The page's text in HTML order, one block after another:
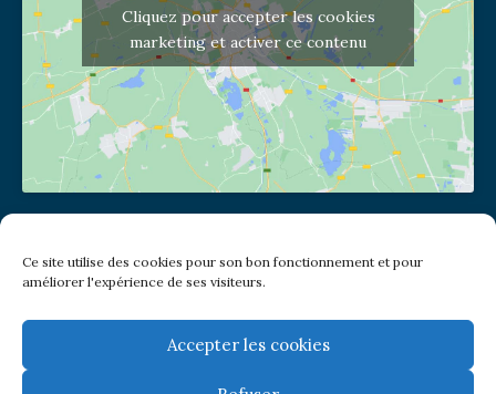
Ce site utilise des cookies pour son bon fonctionnement et pour
améliorer l'expérience de ses visiteurs.
Accepter les cookies
Cliquez pour accepter les cookies
marketing et activer ce contenu
(pas de courrier à cette adresse)
2 place Jules Joffrin - 75018
Metro: Jules Joffrin ou Simplon
Bus : Mairie du XVIII